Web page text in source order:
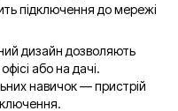
підключення до мережі
дизайн дозволяють
або на дачі.
навичок — пристрій